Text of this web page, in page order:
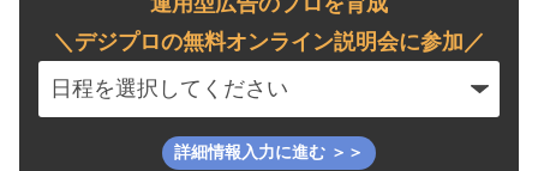
＼デジプロの無料オンライン説明会に参加／